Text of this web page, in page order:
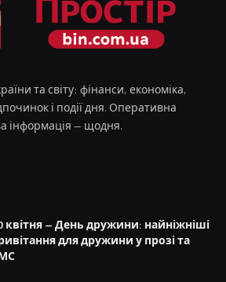
та світу: фінанси, економіка,
і події дня. Оперативна
інформація — щодня.
квітня — День дружини: найніжніші
для дружини у прозі та